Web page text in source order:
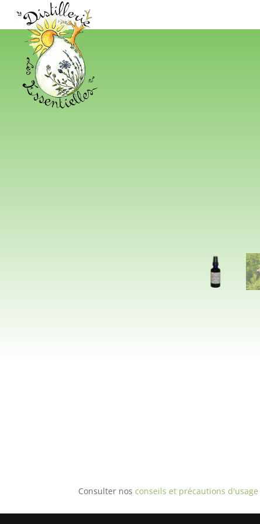
Consulter nos conseils et précautions d'usage